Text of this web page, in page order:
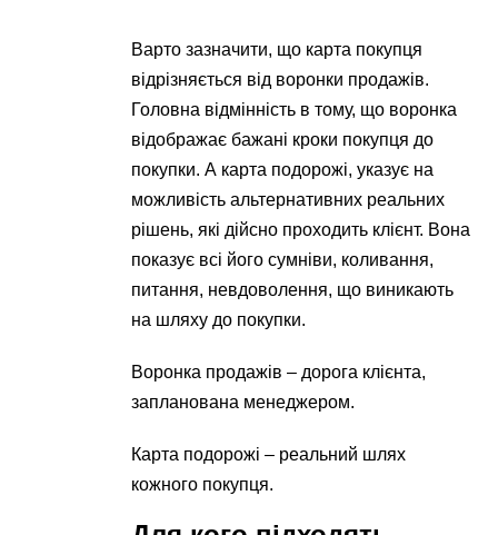
Варто зазначити, що карта покупця
відрізняється від воронки продажів.
Головна відмінність в тому, що воронка
відображає бажані кроки покупця до
покупки. А карта подорожі, указує на
можливість альтернативних реальних
рішень, які дійсно проходить клієнт. Вона
показує всі його сумніви, коливання,
питання, невдоволення, що виникають
на шляху до покупки.
Воронка продажів – дорога клієнта,
запланована менеджером.
Карта подорожі – реальний шлях
кожного покупця.